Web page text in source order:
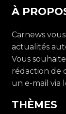
À
Carnews
actualités
Vous
rédaction de
un e-mail via
THÈMES